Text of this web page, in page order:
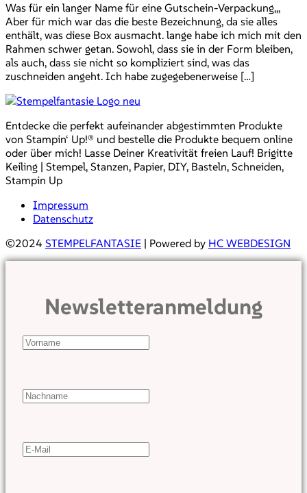
Was für ein langer Name für eine Gutschein-Verpackung,,,
Aber für mich war das die beste Bezeichnung, da sie alles
enthält, was diese Box ausmacht. lange habe ich mich mit den
Rahmen schwer getan. Sowohl, dass sie in der Form bleiben,
als auch, dass sie nicht so kompliziert sind, was das
zuschneiden angeht. Ich habe zugegebenerweise […]
Entdecke die perfekt aufeinander abgestimmten Produkte
von Stampin‘ Up!® und bestelle die Produkte bequem online
oder über mich! Lasse Deiner Kreativität freien Lauf! Brigitte
Keiling | Stempel, Stanzen, Papier, DIY, Basteln, Schneiden,
Stampin Up
Impressum
Datenschutz
©2024 STEMPELFANTASIE | Powered by HC WEBDESIGN
Newsletteranmeldung